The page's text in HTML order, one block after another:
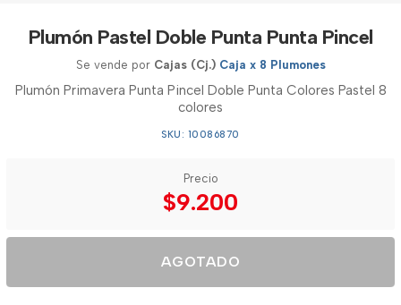
Plumón Pastel Doble Punta Punta Pincel
Se vende por Cajas (Cj.) Caja x 8 Plumones
Plumón Primavera Punta Pincel Doble Punta Colores Pastel 8
colores
SKU: 10086870
Precio
$9.200
AGOTADO